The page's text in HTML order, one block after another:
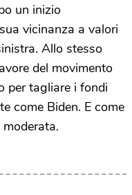
un inizio
vicinanza a valori
Allo stesso
del movimento
per tagliare i fondi
come Biden. E come